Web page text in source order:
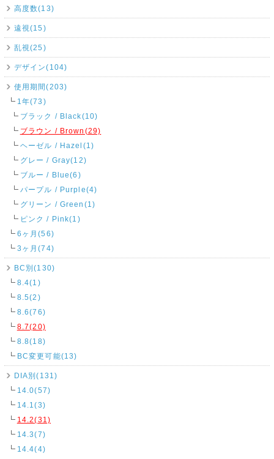
高度数(13)
遠視(15)
乱視(25)
デザイン(104)
使用期間(203)
1年(73)
ブラック / Black(10)
ブラウン / Brown(29)
ヘーゼル / Hazel(1)
グレー / Gray(12)
ブルー / Blue(6)
パープル / Purple(4)
グリーン / Green(1)
ピンク / Pink(1)
6ヶ月(56)
3ヶ月(74)
BC別(130)
8.4(1)
8.5(2)
8.6(76)
8.7(20)
8.8(18)
BC変更可能(13)
DIA別(131)
14.0(57)
14.1(3)
14.2(31)
14.3(7)
14.4(4)